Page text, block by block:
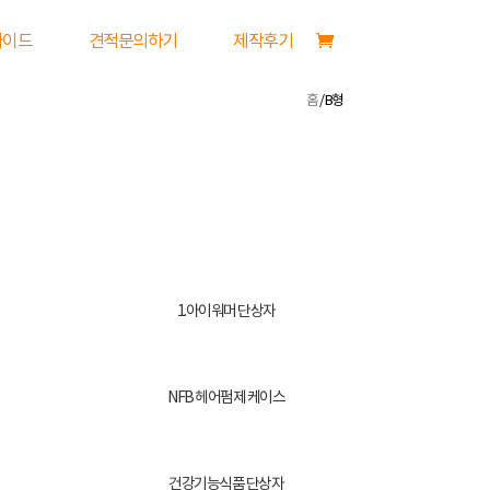
드 견적문의하기 제작후기
홈/ B형
1.아이워머 단상자
NFB 헤어펌제 케이스
건강기능식품 단상자